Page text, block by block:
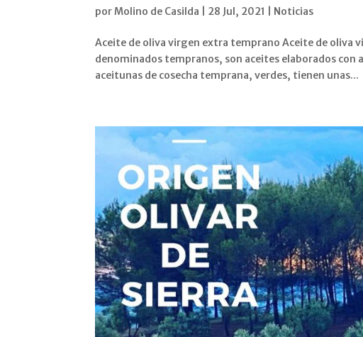
porMolino de Casilda 28 Jul, 2021 Noticias
Aceite de oliva virgen extra temprano Aceite de oliva
denominados tempranos, son aceites elaborados con
aceitunas de cosecha temprana, verdes, tienen unas...